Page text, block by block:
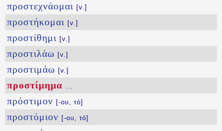
προστεχνάομαι [v.]
προστήκομαι [v.]
προστίθημι [v.]
προστιλάω [v.]
προστιμάω [v.]
προστίμημα ...
πρόστιμον [-ου, τό]
προστόμιον [-ου, τό]